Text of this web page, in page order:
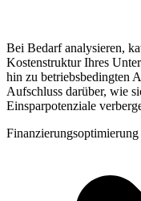
Bei Bedarf analysieren,
Kostenstruktur Ihres
hin zu betriebsbedingten
Aufschluss darüber, wie
Einsparpotenziale
Finanzierungsoptimierung